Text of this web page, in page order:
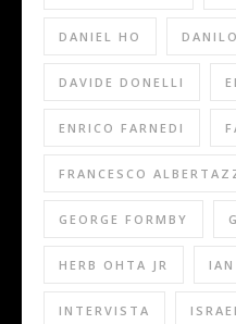
DANIEL HO
DAVIDE DONELLI
ENRICO FARNEDI
FRANCESCO
GEORGE FORMBY
HERB OHTA JR
INTERVISTA